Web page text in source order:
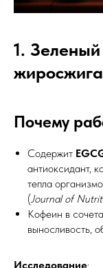
1.
Почему
Содержит
антиоксидант,
тепла
(Journal of
Кофеин в
выносливость,
Исследование: